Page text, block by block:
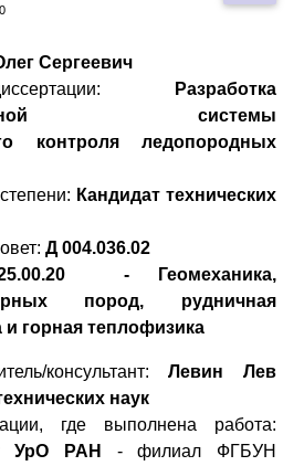
Сергеевич
Разработка
системы
контроля ледопородных
Кандидат технических
Д 004.036.02
- Геомеханика,
пород, рудничная
и горная теплофизика
консультант:Левин Лев
наук
где выполнена работа:
УрО РАН
- филиал ФГБУН